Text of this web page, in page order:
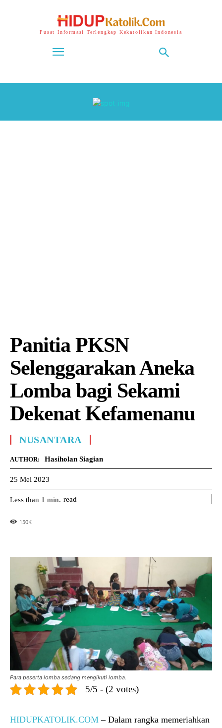
Pusat Informasi Terlengkap Kekatolikan Indonesia
Panitia PKSN
Selenggarakan Aneka
Lomba bagi Sekami
Dekenat Kefamenanu
NUSANTARA
AUTHOR: Hasiholan Siagian
25 Mei 2023
Less than 1 min. read
150K
Para peserta lomba sedang mengikuti lomba.
5/5 - (2 votes)
HIDUPKATOLIK.COM – Dalam rangka memeriahkan